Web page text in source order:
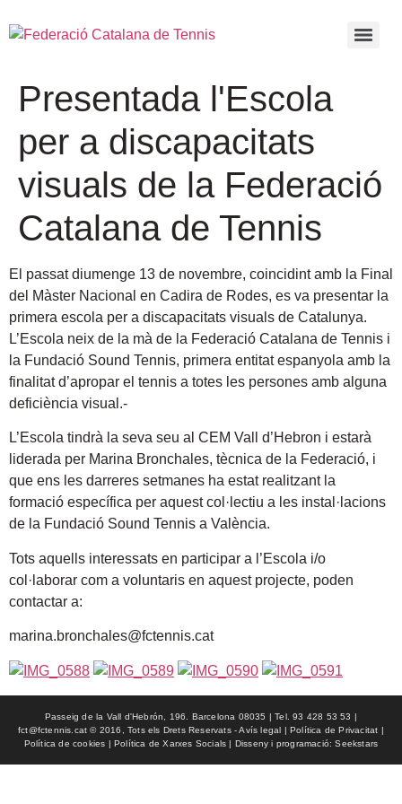
Presentada l'Escola
per a discapacitats
visuals de la Federació
Catalana de Tennis
El passat diumenge 13 de novembre, coincidint amb la Final
del Màster Nacional en Cadira de Rodes, es va presentar la
primera escola per a discapacitats visuals de Catalunya.
L’Escola neix de la mà de la Federació Catalana de Tennis i
la Fundació Sound Tennis, primera entitat espanyola amb la
finalitat d’apropar el tennis a totes les persones amb alguna
deficiència visual.-
L’Escola tindrà la seva seu al CEM Vall d’Hebron i estarà
liderada per Marina Bronchales, tècnica de la Federació, i
que ens les darreres setmanes ha estat realitzant la
formació específica per aquest col·lectiu a les instal·lacions
de la Fundació Sound Tennis a València.
Tots aquells interessats en participar a l’Escola i/o
col·laborar com a voluntaris en aquest projecte, poden
contactar a:
marina.bronchales@fctennis.cat
Passeig de la Vall d'Hebrón, 196. Barcelona 08035 | Tel. 93 428 53 53 |
fct@fctennis.cat © 2016, Tots els Drets Reservats - Avís legal | Política de Privacitat |
Política de cookies | Política de Xarxes Socials | Disseny i programació: Seekstars